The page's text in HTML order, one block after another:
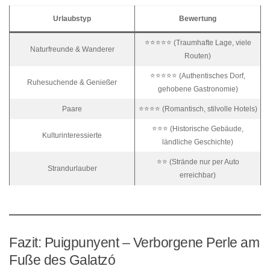
Urlaubstyp Bewertung
Naturfreunde & Wanderer
⭐⭐⭐⭐⭐ (Traumhafte Lage, viele
Routen)
Ruhesuchende & Genießer
⭐⭐⭐⭐⭐ (Authentisches Dorf,
gehobene Gastronomie)
Paare ⭐⭐⭐⭐ (Romantisch, stilvolle Hotels)
Kulturinteressierte
⭐⭐⭐ (Historische Gebäude,
ländliche Geschichte)
Strandurlauber
⭐⭐ (Strände nur per Auto
erreichbar)
Fazit: Puigpunyent – Verborgene Perle am
Fuße des Galatzó